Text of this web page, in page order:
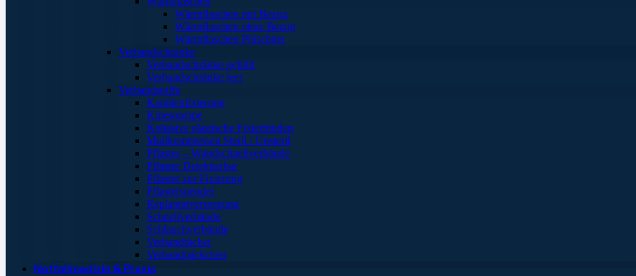
Wärmflaschen mit Bezug
Wärmflaschen ohne Bezug
Wärmflaschen Plüschtier
Verbandschränke
Verbandschränke gefüllt
Verbandschränke leer
Verbandstoffe
Kanülenfixierung
Kinesoptape
Kohäsive elastische Fixierbinden
Mullkompressen Steril / Unsteril
Pflaster – Wundschnellverbände
Pflaster Detektierbar
Pflaster zur Fixierung
Pflasterspender
Replantatversorgung
Schnellverbände
Schlauchverbände
Verbandtücher
Verbandpäckchen
Notfallmedizin & Praxis